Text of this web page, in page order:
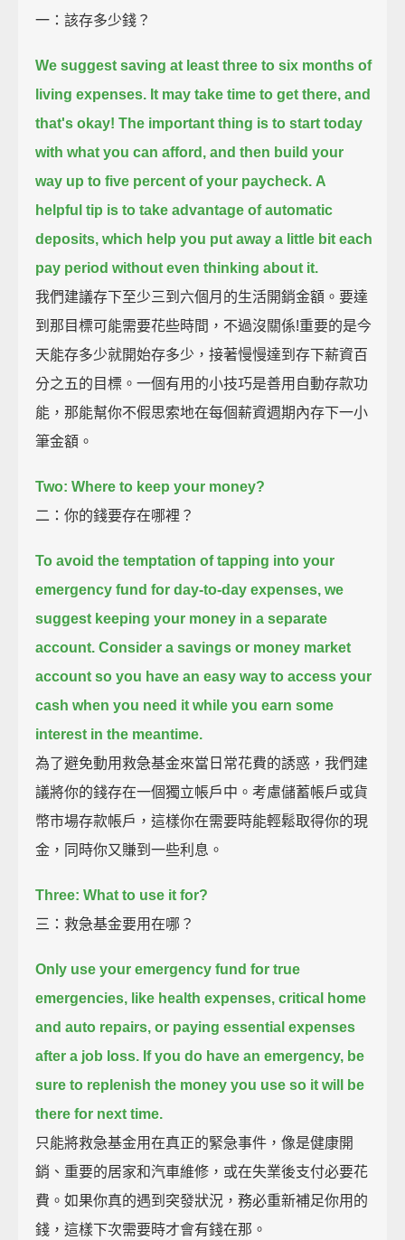
一：該存多少錢？
We suggest saving at least three to six months of
living expenses. It may take time to get there, and
that's okay! The important thing is to start today
with what you can afford, and then build your
way up to five percent of your paycheck. A
helpful tip is to take advantage of automatic
deposits, which help you put away a little bit each
pay period without even thinking about it.
我們建議存下至少三到六個月的生活開銷金額。要達
到那目標可能需要花些時間，不過沒關係!重要的是今
天能存多少就開始存多少，接著慢慢達到存下薪資百
分之五的目標。一個有用的小技巧是善用自動存款功
能，那能幫你不假思索地在每個薪資週期內存下一小
筆金額。
Two: Where to keep your money?
二：你的錢要存在哪裡？
To avoid the temptation of tapping into your
emergency fund for day-to-day expenses, we
suggest keeping your money in a separate
account. Consider a savings or money market
account so you have an easy way to access your
cash when you need it while you earn some
interest in the meantime.
為了避免動用救急基金來當日常花費的誘惑，我們建
議將你的錢存在一個獨立帳戶中。考慮儲蓄帳戶或貨
幣市場存款帳戶，這樣你在需要時能輕鬆取得你的現
金，同時你又賺到一些利息。
Three: What to use it for?
三：救急基金要用在哪？
Only use your emergency fund for true
emergencies, like health expenses, critical home
and auto repairs, or paying essential expenses
after a job loss. If you do have an emergency, be
sure to replenish the money you use so it will be
there for next time.
只能將救急基金用在真正的緊急事件，像是健康開
銷、重要的居家和汽車維修，或在失業後支付必要花
費。如果你真的遇到突發狀況，務必重新補足你用的
錢，這樣下次需要時才會有錢在那。